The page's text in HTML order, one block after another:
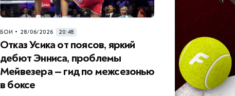
БОИ • 28/06/2026 20:48
Отказ Усика от поясов, яркий
дебют Энниса, проблемы
Мейвезера — гид по межсезонью
в боксе